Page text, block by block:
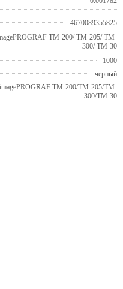
4670089355825
TM-200/ TM-205/ TM-
300/ TM-30
1000
черный
TM-200/TM-205/TM-
300/TM-30